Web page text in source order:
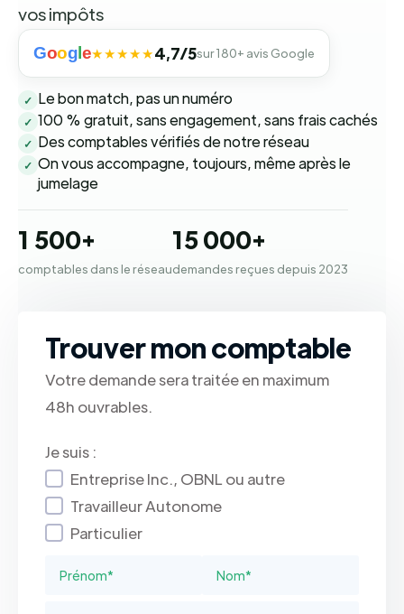
vos impôts
Goog e★★★★★4,7/5sur 180+ avis Google
✓ Le bon match, pas un numéro
✓ 100 % gratuit, sans engagement, sans frais cachés
✓ Des comptables vérifiés de notre réseau
✓ On vous accompagne, toujours, même après le
jumelage
1 500+
comptables dans le réseau
15 000+
demandes reçues depuis 2023
Trouver mon comptable
Votre demande sera traitée en maximum
48h ouvrables.
Je suis :
Entreprise Inc., OBNL ou autre
Travailleur Autonome
Particulier